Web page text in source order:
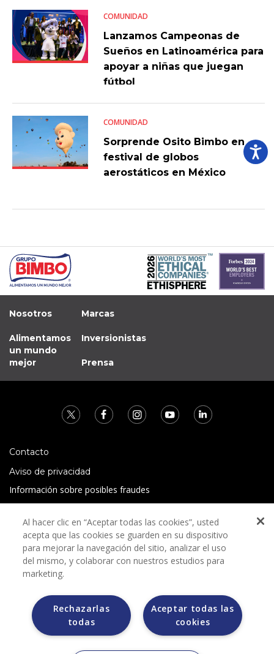
COMUNIDAD
Lanzamos Campeonas de
Sueños en Latinoamérica para
apoyar a niñas que juegan
fútbol
COMUNIDAD
Sorprende Osito Bimbo en
festival de globos
aerostáticos en México
Nosotros
Alimentamos
un mundo
mejor
Marcas
Inversionistas
Prensa
Contacto
Aviso de privacidad
Información sobre posibles fraudes
Términos y condiciones
Grupo Bimbo no solicita ningún tipo de pago durante el
proceso de selección.
otros sitios de internet. Sólo lo hace a través de la casa
Al hacer clic en “Aceptar todas las cookies”, usted
acepta que las cookies se guarden en su dispositivo
para mejorar la navegación del sitio, analizar el uso
del mismo, y colaborar con nuestros estudios para
marketing.
Aceptar todas las
cookies
Rechazarlas
todas